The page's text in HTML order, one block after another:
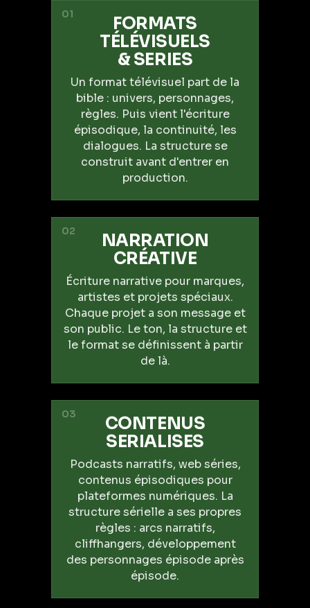
01
FORMATS
TÉLÉVISUELS
& SERIES
Un format télévisuel part de la
bible : univers, personnages,
règles. Puis vient l'écriture
épisodique, la continuité, les
dialogues. La structure se
construit avant d'entrer en
production.
02
NARRATION
CRÉATIVE
Écriture narrative pour marques,
artistes et projets spéciaux.
Chaque projet a son message et
son public. Le ton, la structure et
le format se définissent à partir
de là.
03
CONTENUS
SERIALISES
Podcasts narratifs, web séries,
contenus épisodiques pour
plateformes numériques. La
structure sérielle a ses propres
règles : arcs narratifs,
cliffhangers, développement
des personnages épisode après
épisode.